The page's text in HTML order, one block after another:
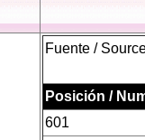
Fuente /
Posición /
601